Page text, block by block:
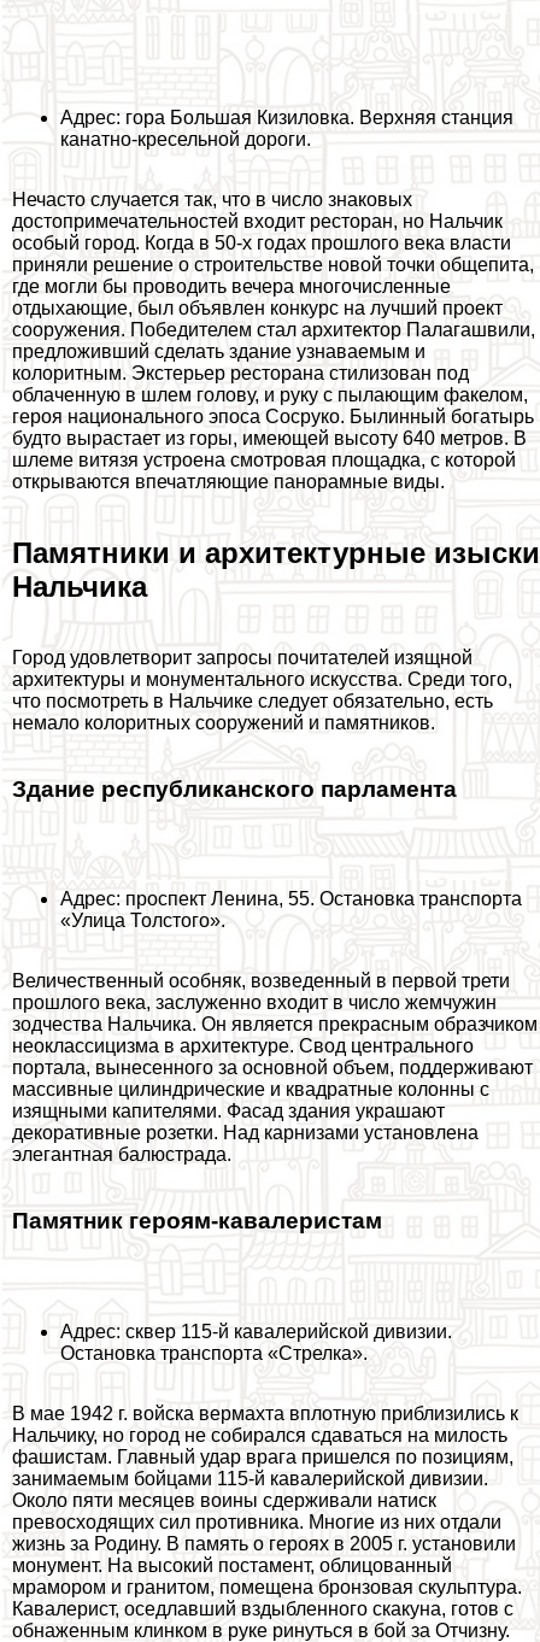
Адрес: гора Большая Кизиловка. Верхняя станция
канатно-кресельной дороги.
Нечасто случается так, что в число знаковых
достопримечательностей входит ресторан, но Нальчик
особый город. Когда в 50-х годах прошлого века власти
приняли решение о строительстве новой точки общепита,
где могли бы проводить вечера многочисленные
отдыхающие, был объявлен конкурс на лучший проект
сооружения. Победителем стал архитектор Палагашвили,
предложивший сделать здание узнаваемым и
колоритным. Экстерьер ресторана стилизован под
облаченную в шлем голову, и руку с пылающим факелом,
героя национального эпоса Сосруко. Былинный богатырь
будто вырастает из горы, имеющей высоту 640 метров. В
шлеме витязя устроена смотровая площадка, с которой
открываются впечатляющие панорамные виды.
Памятники и архитектурные изыски
Нальчика
Город удовлетворит запросы почитателей изящной
архитектуры и монументального искусства. Среди того,
что посмотреть в Нальчике следует обязательно, есть
немало колоритных сооружений и памятников.
Здание республиканского парламента
Адрес: проспект Ленина, 55. Остановка трaнcпорта
«Улица Толстого».
Величественный особняк, возведенный в первой трети
прошлого века, заслуженно входит в число жемчужин
зодчества Нальчика. Он является прекрасным образчиком
неоклассицизма в архитектуре. Свод центрального
портала, вынесенного за основной объем, поддерживают
массивные цилиндрические и квадратные колонны с
изящными капителями. Фасад здания украшают
декоративные розетки. Над карнизами установлена
элегантная балюстрада.
Памятник героям-кавалеристам
Адрес: сквер 115-й кавалерийской дивизии.
Остановка трaнcпорта «Стрелка».
В мае 1942 г. войска вермахта вплотную приблизились к
Нальчику, но город не собирался сдаваться на милость
фашистам. Главный удар врага пришелся по позициям,
занимаемым бойцами 115-й кавалерийской дивизии.
Около пяти месяцев воины сдерживали натиск
превосходящих сил противника. Многие из них отдали
жизнь за Родину. В память о героях в 2005 г. установили
монумент. На высокий постамент, облицованный
мрамором и гранитом, помещена бронзовая скульптура.
Кавалерист, оседлавший вздыбленного скакуна, готов с
обнаженным клинком в руке ринуться в бой за Отчизну.